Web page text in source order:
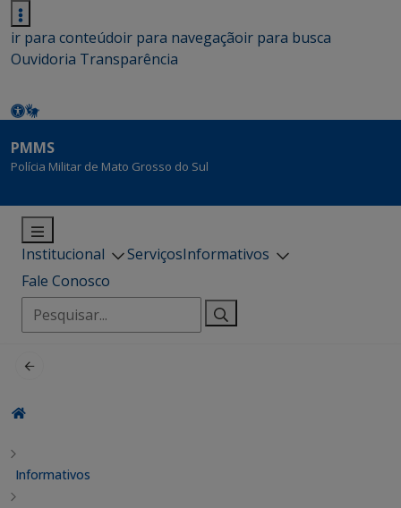
ir para conteúdoir para navegaçãoir para busca
Ouvidoria Transparência
PMMS
Polícia Militar de Mato Grosso do Sul
Institucional ServiçosInformativos
Fale Conosco
Pesquisar
por:
Informativos